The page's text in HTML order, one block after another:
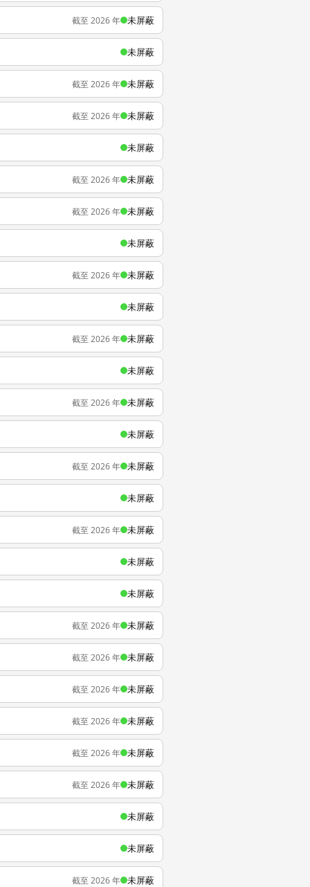
截至 2026 年 未屏蔽
未屏蔽
截至 2026 年 未屏蔽
截至 2026 年 未屏蔽
未屏蔽
截至 2026 年 未屏蔽
截至 2026 年 未屏蔽
未屏蔽
截至 2026 年 未屏蔽
未屏蔽
截至 2026 年 未屏蔽
未屏蔽
截至 2026 年 未屏蔽
未屏蔽
截至 2026 年 未屏蔽
未屏蔽
截至 2026 年 未屏蔽
未屏蔽
未屏蔽
截至 2026 年 未屏蔽
截至 2026 年 未屏蔽
截至 2026 年 未屏蔽
截至 2026 年 未屏蔽
截至 2026 年 未屏蔽
截至 2026 年 未屏蔽
未屏蔽
未屏蔽
截至 2026 年 未屏蔽